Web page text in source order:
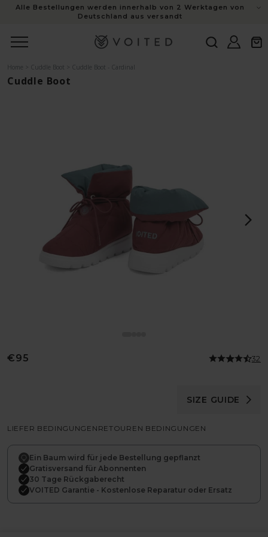
Inhalt
Alle Bestellungen werden innerhalb von 2 Werktagen von
Deutschland aus versandt
Einloggen
Home Cuddle Boot Cuddle Boot - Cardinal
Cuddle Boot
Normaler
€95 32
SIZE GUIDE
LIEFER BEDINGUNGEN RETOUREN BEDINGUNGEN
Ein Baum wird für jede Bestellung gepflanzt
Gratisversand für Abonnenten
30 Tage Rückgaberecht
VOITED Garantie - Kostenlose Reparatur oder Ersatz